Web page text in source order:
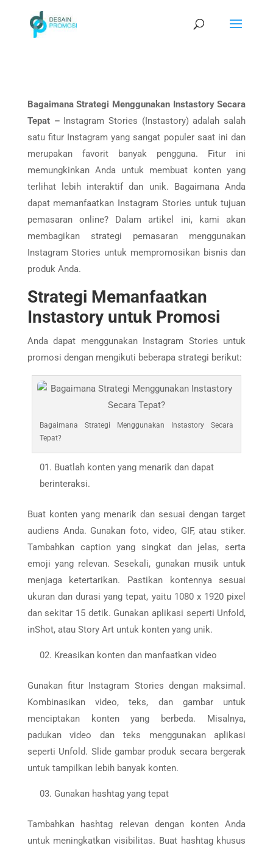
Bagaimana Strategi Menggunakan Instastory Secara
Tepat – Instagram Stories (Instastory) adalah salah
satu fitur Instagram yang sangat populer saat ini dan
merupakan favorit banyak pengguna. Fitur ini
memungkinkan Anda untuk membuat konten yang
terlihat lebih interaktif dan unik. Bagaimana Anda
dapat memanfaatkan Instagram Stories untuk tujuan
pemasaran online? Dalam artikel ini, kami akan
membagikan strategi pemasaran menggunakan
Instagram Stories untuk mempromosikan bisnis dan
produk Anda.
Strategi Memanfaatkan
Instastory untuk Promosi
Anda dapat menggunakan Instagram Stories untuk
promosi dengan mengikuti beberapa strategi berikut:
Bagaimana Strategi Menggunakan Instastory Secara
Tepat?
Buatlah konten yang menarik dan dapat
berinteraksi.
Buat konten yang menarik dan sesuai dengan target
audiens Anda. Gunakan foto, video, GIF, atau stiker.
Tambahkan caption yang singkat dan jelas, serta
emoji yang relevan. Sesekali, gunakan musik untuk
menjaga ketertarikan. Pastikan kontennya sesuai
ukuran dan durasi yang tepat, yaitu 1080 x 1920 pixel
dan sekitar 15 detik. Gunakan aplikasi seperti Unfold,
inShot, atau Story Art untuk konten yang unik.
Kreasikan konten dan manfaatkan video
Gunakan fitur Instagram Stories dengan maksimal.
Kombinasikan video, teks, dan gambar untuk
menciptakan konten yang berbeda. Misalnya,
padukan video dan teks menggunakan aplikasi
seperti Unfold. Slide gambar produk secara bergerak
untuk tampilkan lebih banyak konten.
Gunakan hashtag yang tepat
Tambahkan hashtag relevan dengan konten Anda
untuk meningkatkan visibilitas. Buat hashtag khusus